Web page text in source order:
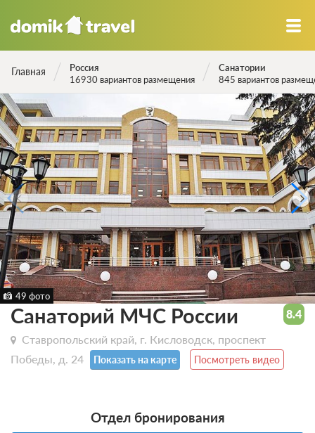
Главная
Россия
16930 вариантов размещения
Санатории
845 вариантов
49 фото
Санаторий МЧС России
Ставропольский край, г. Кисловодск, проспект
Победы, д. 24
Показать на карте Посмотреть видео
Отдел бронирования
8.4